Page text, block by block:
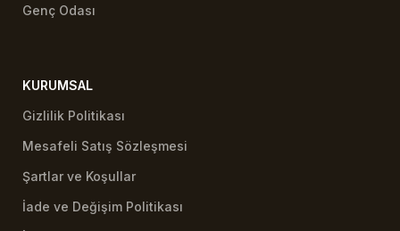
Genç Odası
KURUMSAL
Gizlilik Politikası
Mesafeli Satış Sözleşmesi
Şartlar ve Koşullar
İade ve Değişim Politikası